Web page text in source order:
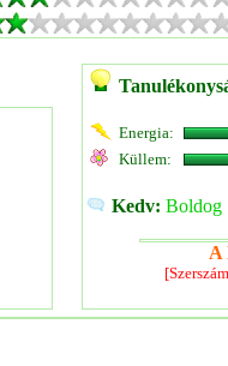
Energia:
Küllem:
Kedv: Boldog
A